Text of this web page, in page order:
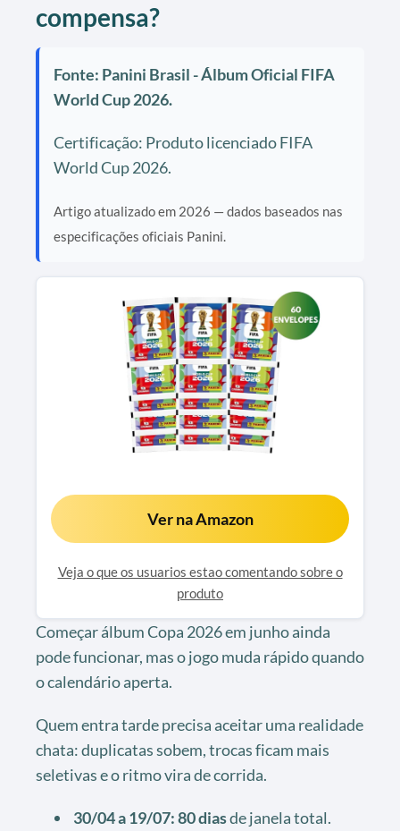
compensa?
Fonte: Panini Brasil - Álbum Oficial FIFA
World Cup 2026.
Certificação: Produto licenciado FIFA
World Cup 2026.
Artigo atualizado em 2026 — dados baseados nas
especificações oficiais Panini.
Ver na Amazon
Veja o que os usuarios estao comentando sobre o
produto
Começar álbum Copa 2026 em junho ainda
pode funcionar, mas o jogo muda rápido quando
o calendário aperta.
Quem entra tarde precisa aceitar uma realidade
chata: duplicatas sobem, trocas ficam mais
seletivas e o ritmo vira de corrida.
30/04 a 19/07:80 diasde janela total.